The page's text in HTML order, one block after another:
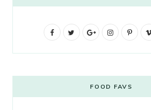
F
b
t
G
g
l
I
t
a
P
e
FOOD FAVS